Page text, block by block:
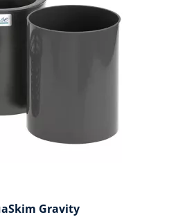
Gravity